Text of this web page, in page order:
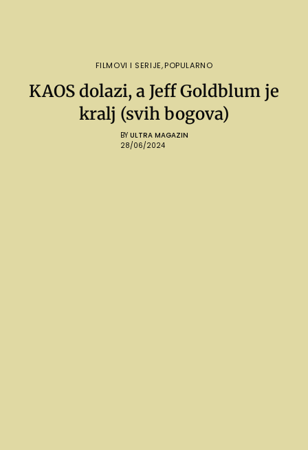
FILMOVI I SERIJE,POPULARNO
KAOS dolazi, a Jeff Goldblum je
kralj (svih bogova)
BY ULTRA MAGAZIN
28/06/2024